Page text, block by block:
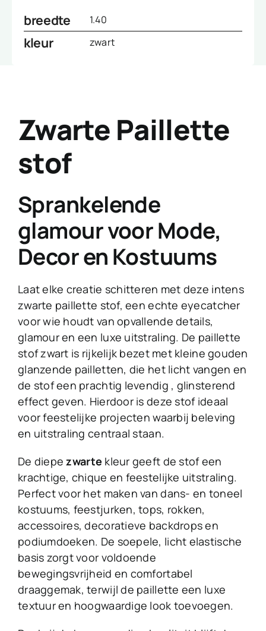
breedte 1.40
kleur zwart
Zwarte Paillette
stof
Sprankelende
glamour voor Mode,
Decor en Kostuums
Laat elke creatie schitteren met deze intens
zwarte paillette stof, een echte eyecatcher
voor wie houdt van opvallende details,
glamour en een luxe uitstraling. De paillette
stof zwart is rijkelijk bezet met kleine gouden
glanzende pailletten, die het licht vangen en
de stof een prachtig levendig , glinsterend
effect geven. Hierdoor is deze stof ideaal
voor feestelijke projecten waarbij beleving
en uitstraling centraal staan.
De diepezwarte kleur geeft de stof een
krachtige, chique en feestelijke uitstraling.
Perfect voor het maken van dans- en toneel
kostuums, feestjurken, tops, rokken,
accessoires, decoratieve backdrops en
podiumdoeken. De soepele, licht elastische
basis zorgt voor voldoende
bewegingsvrijheid en comfortabel
draaggemak, terwijl de paillette een luxe
textuur en hoogwaardige look toevoegen.